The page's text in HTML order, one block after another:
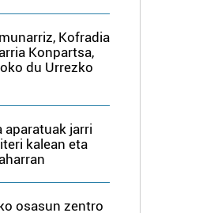
Kofradia
Konpartsa,
du Urrezko
aparatuak jarri
kalean eta
osasun zentro